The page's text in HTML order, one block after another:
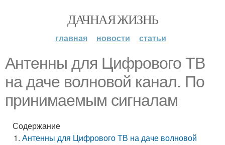
ДАЧНАЯ ЖИЗНЬ
главная новости статьи
Антенны для Цифрового ТВ
на даче волновой канал. По
принимаемым сигналам
Содержание
Антенны для Цифрового ТВ на даче волновой